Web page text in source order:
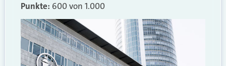
Punkte: 600 von 1.000